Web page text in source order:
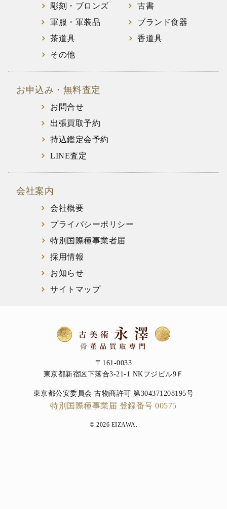
彫刻・ブロンズ
古書
軍服・軍装品
ブランド食器
茶道具
香道具
その他
お申込み・無料査定
お問合せ
出張買取予約
持込鑑定会予約
LINE査定
会社案内
会社概要
プライバシーポリシー
特別国際種事業者届
採用情報
お知らせ
サイトマップ
〒161-0033
東京都新宿区下落合3-21-1 NKフジビル9Ｆ
東京都公安委員会 古物商許可 第304371208195号
特別国際種事業届 登録番号 00575
© 2026 EIZAWA.